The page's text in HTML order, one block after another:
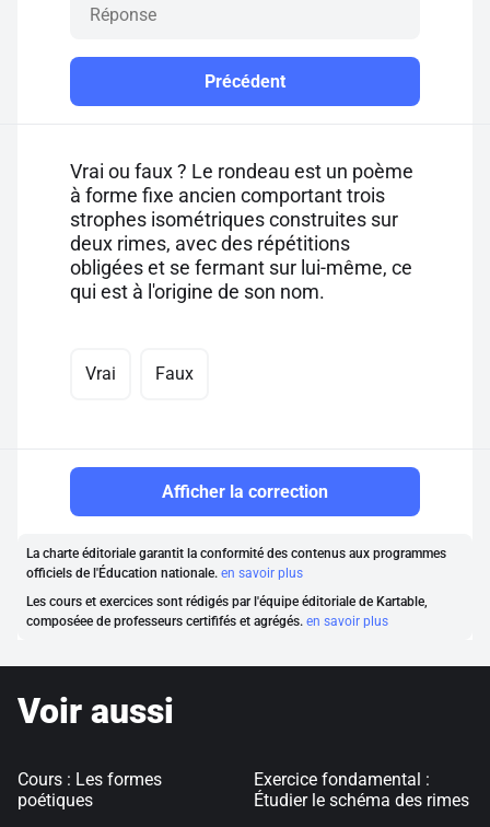
Précédent
Vrai ou faux ? Le rondeau est un poème
à forme fixe ancien comportant trois
strophes isométriques construites sur
deux rimes, avec des répétitions
obligées et se fermant sur lui-même, ce
qui est à l'origine de son nom.
Vrai Faux
Afficher la correction
La charte éditoriale garantit la conformité des contenus aux programmes
officiels de l'Éducation nationale. en savoir plus
Les cours et exercices sont rédigés par l'équipe éditoriale de Kartable,
composéee de professeurs certififés et agrégés. en savoir plus
Voir aussi
Cours : Les formes
poétiques
Exercice fondamental :
Étudier le schéma des rimes